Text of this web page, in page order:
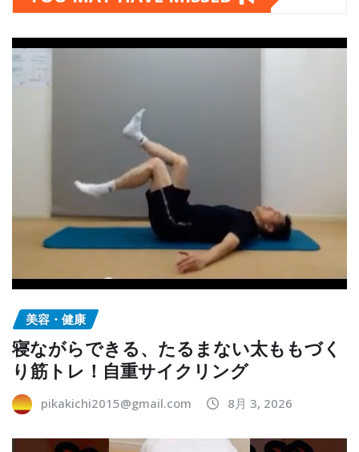
美容・健康
寝ながらできる、たるまない太ももづく
り筋トレ！自重サイクリング
pikakichi2015@gmail.com 8月 3, 2026